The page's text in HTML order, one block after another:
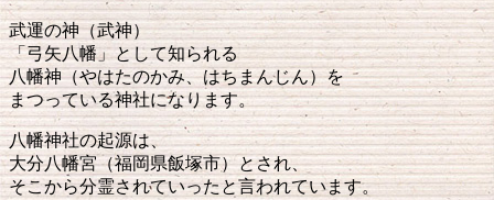
武運の神（武神）
「弓矢八幡」として知られる
八幡神（やはたのかみ、はちまんじん）を
まつっている神社になります。
八幡神社の起源は、
大分八幡宮（福岡県飯塚市）とされ、
そこから分霊されていったと言われています。